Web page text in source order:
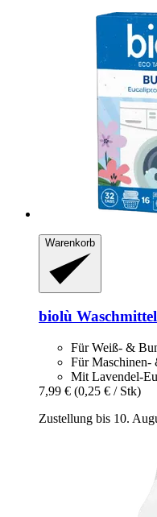
Warenkorb
biolù
Für Weiß- &
Für Maschinen-
Mit Lavendel-
7,99 € (0,25 € / Stk)
Zustellung bis 10.